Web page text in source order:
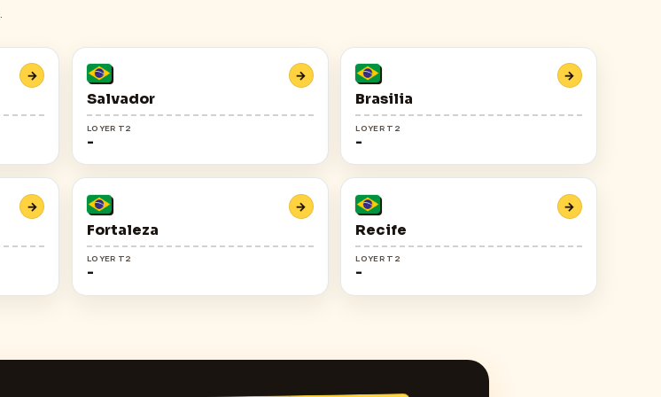
→
Salvador
→
LOYER T2
-
Brasilia
→
LOYER T2
-
→
Fortaleza
→
LOYER T2
-
Recife
→
LOYER T2
-